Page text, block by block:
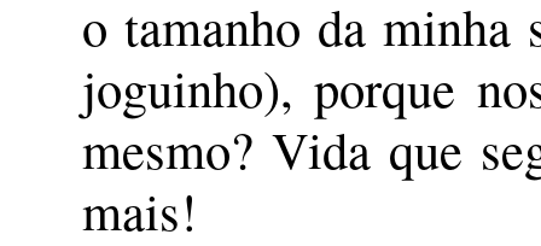
o tamanho da minha
joguinho), porque
mesmo? Vida que
mais!